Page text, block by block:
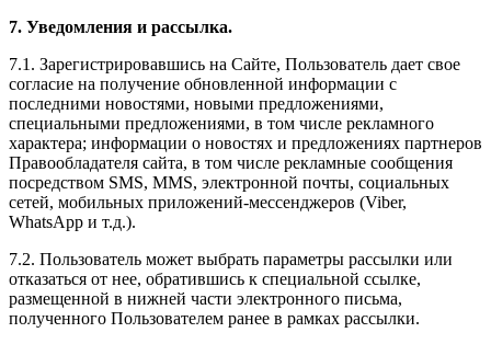
7. Уведомления и рассылка.
7.1. Зарегистрировавшись на Сайте, Пользователь дает свое
согласие на получение обновленной информации с
последними новостями, новыми предложениями,
специальными предложениями, в том числе рекламного
характера; информации о новостях и предложениях партнеров
Правообладателя сайта, в том числе рекламные сообщения
посредством SMS, MMS, электронной почты, социальных
сетей, мобильных приложений-мессенджеров (Viber,
WhatsApp и т.д.).
7.2. Пользователь может выбрать параметры рассылки или
отказаться от нее, обратившись к специальной ссылке,
размещенной в нижней части электронного письма,
полученного Пользователем ранее в рамках рассылки.